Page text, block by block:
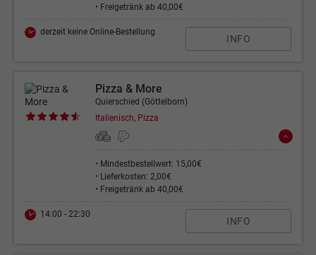
• Freigetränk ab 40,00€
derzeit keine Online-Bestellung
INFO
Pizza & More
Quierschied (Göttelborn)
Italienisch, Pizza
• Mindestbestellwert: 15,00€
• Lieferkosten: 2,00€
• Freigetränk ab 40,00€
14:00 - 22:30
INFO